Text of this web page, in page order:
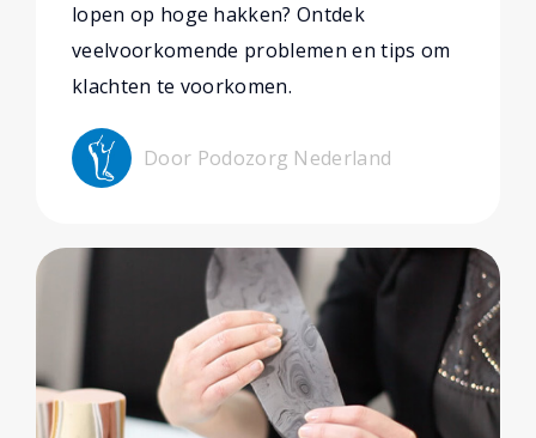
lopen op hoge hakken? Ontdek
veelvoorkomende problemen en tips om
klachten te voorkomen.
Door Podozorg Nederland